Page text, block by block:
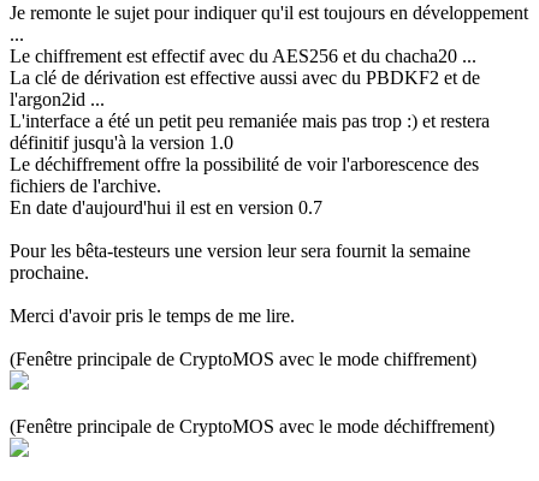
Je remonte le sujet pour indiquer qu'il est toujours en développement
...
Le chiffrement est effectif avec du AES256 et du chacha20 ...
La clé de dérivation est effective aussi avec du PBDKF2 et de
l'argon2id ...
L'interface a été un petit peu remaniée mais pas trop :) et restera
définitif jusqu'à la version 1.0
Le déchiffrement offre la possibilité de voir l'arborescence des
fichiers de l'archive.
En date d'aujourd'hui il est en version 0.7
Pour les bêta-testeurs une version leur sera fournit la semaine
prochaine.
Merci d'avoir pris le temps de me lire.
(Fenêtre principale de CryptoMOS avec le mode chiffrement)
(Fenêtre principale de CryptoMOS avec le mode déchiffrement)